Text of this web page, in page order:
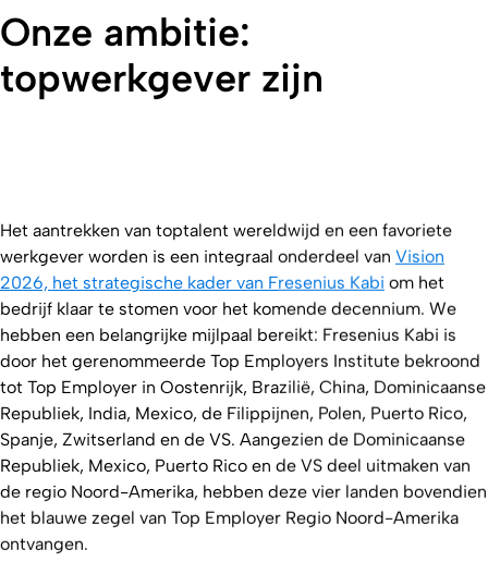
Onze ambitie:
topwerkgever zijn
Het aantrekken van toptalent wereldwijd en een favoriete
werkgever worden is een integraal onderdeel van Vision
2026, het strategische kader van Fresenius Kabi om het
bedrijf klaar te stomen voor het komende decennium. We
hebben een belangrijke mijlpaal bereikt: Fresenius Kabi is
door het gerenommeerde Top Employers Institute bekroond
tot Top Employer in Oostenrijk, Brazilië, China, Dominicaanse
Republiek, India, Mexico, de Filippijnen, Polen, Puerto Rico,
Spanje, Zwitserland en de VS. Aangezien de Dominicaanse
Republiek, Mexico, Puerto Rico en de VS deel uitmaken van
de regio Noord-Amerika, hebben deze vier landen bovendien
het blauwe zegel van Top Employer Regio Noord-Amerika
ontvangen.